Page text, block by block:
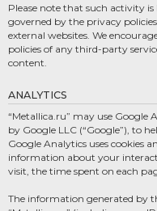
Please note that such activity
governed by the privacy
external websites. We
policies of any third-party
content.
ANALYTICS
“Metallica.ru” may use Google
by Google LLC (“Google”), to
Google Analytics uses cookies
information about your
visit, the time spent on each
The information generated by